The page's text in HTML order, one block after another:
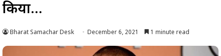
किया…
Bharat Samachar Desk December 6, 2021 1 minute read